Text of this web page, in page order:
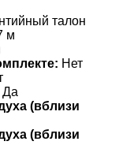
талон
м
Нет
Да
(вблизи
(вблизи